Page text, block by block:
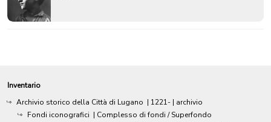
Inventario
Archivio storico della Città di Lugano | 1221- | archivio
Fondi iconografici | Complesso di fondi / Superfondo